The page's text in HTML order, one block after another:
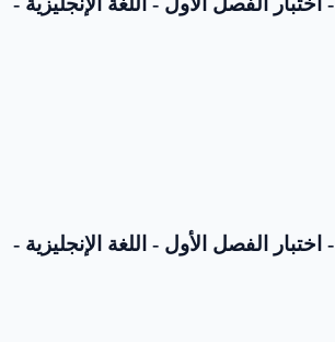
الموضوع رقم 35 - اختبار الفصل الأول - اللغة الإنجليزية -